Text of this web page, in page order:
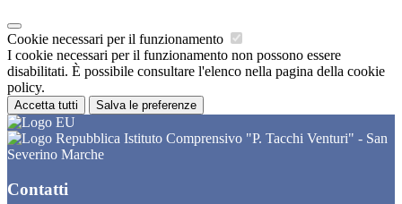
Cookie necessari per il funzionamento
I cookie necessari per il funzionamento non possono essere
disabilitati. È possibile consultare l'elenco nella pagina della cookie
policy.
Accetta tutti Salva le preferenze
Istituto Comprensivo "P. Tacchi Venturi" - San
Severino Marche
Contatti